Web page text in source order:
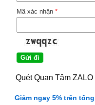
Mã xác nhận *
Quét Quan Tâm
Giảm ngay 5% trên